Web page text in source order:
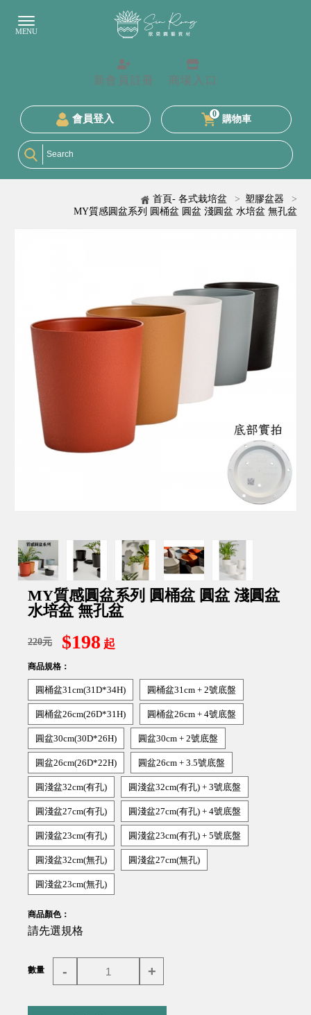
新會員註冊 商場入口
會員登入 0 購物車
首頁- 各式栽培盆 > 塑膠盆器
>
MY質感圓盆系列 圓桶盆 圓盆 淺圓盆 水培盆 無孔盆
MY質感圓盆系列 圓桶盆 圓盆 淺圓盆
水培盆 無孔盆
220元 $198 起
商品規格：
圓桶盆31cm(31D*34H) 圓桶盆31cm + 2號底盤
圓桶盆26cm(26D*31H) 圓桶盆26cm + 4號底盤
圓盆30cm(30D*26H) 圓盆30cm + 2號底盤
圓盆26cm(26D*22H) 圓盆26cm + 3.5號底盤
圓淺盆32cm(有孔) 圓淺盆32cm(有孔) + 3號底盤
圓淺盆27cm(有孔) 圓淺盆27cm(有孔) + 4號底盤
圓淺盆23cm(有孔) 圓淺盆23cm(有孔) + 5號底盤
圓淺盆32cm(無孔) 圓淺盆27cm(無孔)
圓淺盆23cm(無孔)
商品顏色：
請先選規格
數量 - +